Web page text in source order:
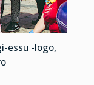
essu -logo,